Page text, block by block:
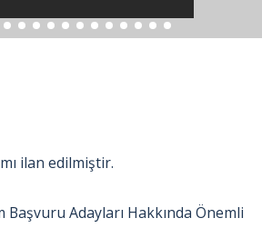
ilan edilmiştir.
Adayları Hakkında Önemli